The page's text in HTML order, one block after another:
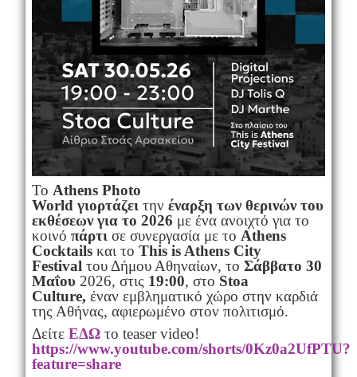
Το Athens Photo
World γιορτάζειτην έναρξη των θερινών του
εκθέσεων για το 2026 με ένα ανοιχτό για το
κοινό πάρτισε συνεργασία με το Athens
Cocktailsκαι το This is Athens City
Festivalτου Δήμου Αθηναίων, το Σάββατο 30
Μαΐου2026, στις 19:00, στο Stoa
Culture, έναν εμβληματικό χώρο στην καρδιά
της Αθήνας, αφιερωμένο στον πολιτισμό.
Δείτε ΕΔΩτο teaser video!
https://www.youtube.com/shorts/0Kz0a2UfPTU?
feature=share